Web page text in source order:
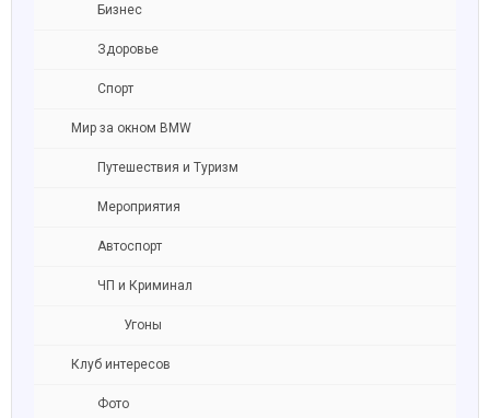
Бизнес
Здоровье
Спорт
Мир за окном BMW
Путешествия и Туризм
Мероприятия
Автоспорт
ЧП и Криминал
Угоны
Клуб интересов
Фото